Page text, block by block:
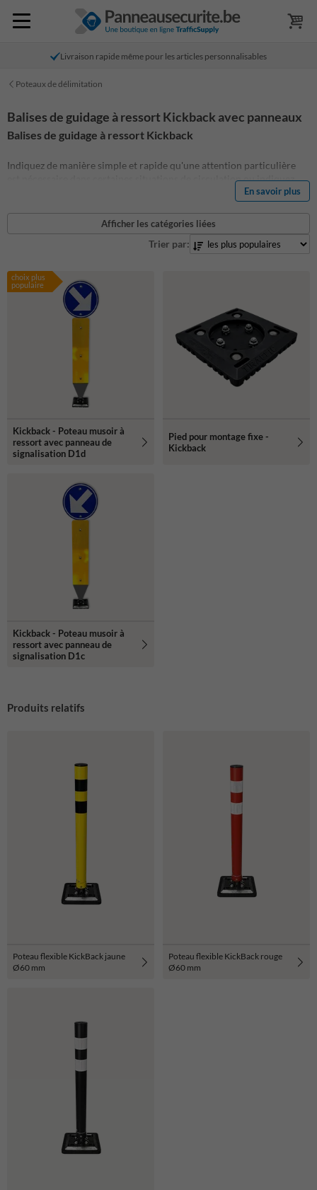
Livraison rapide même pour les articles personnalisables
Poteaux de délimitation
Balises de guidage à ressort Kickback avec panneaux
Balises de guidage à ressort Kickback
Indiquez de manière simple et rapide qu'une attention particulière
est nécessaire dans certaines situations de circulation ou indiquez
avec les bornes de circulation que certaines parties de la route ou de
Parfait pour une utilisation sur les sites industriels, les entrepôts, les
rétrécissements de routes, les objets dangereux, les pistes cyclables,
les parkings et les parkings souterrains.
Pourquoi choisir les bornes Kickback© ?
Ils sont résistants aux chocs à 360
Ils se redressent immédiatement après une collision jusqu'à 90
Ils conservent leur forme et leur couleur
Sont très faciles et rapides à installer grâce au kit de montage
Offrent une visibilité supplémentaire en combinaison avec les
En savoir plus
Afficher les catégories liées
Trier par:
choix plus
populaire
Kickback - Poteau musoir à
ressort avec panneau de
signalisation D1d
Pied pour montage fixe -
Kickback
Kickback - Poteau musoir à
ressort avec panneau de
signalisation D1c
Produits relatifs
Poteau flexible KickBack jaune
Ø60 mm
Poteau flexible KickBack rouge
Ø60 mm